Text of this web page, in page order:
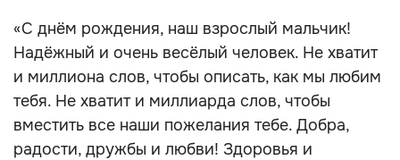
«С днём рождения, наш взрослый мальчик!
Надёжный и очень весёлый человек. Не хватит
и миллиона слов, чтобы описать, как мы любим
тебя. Не хватит и миллиарда слов, чтобы
вместить все наши пожелания тебе. Добра,
радости, дружбы и любви! Здоровья и